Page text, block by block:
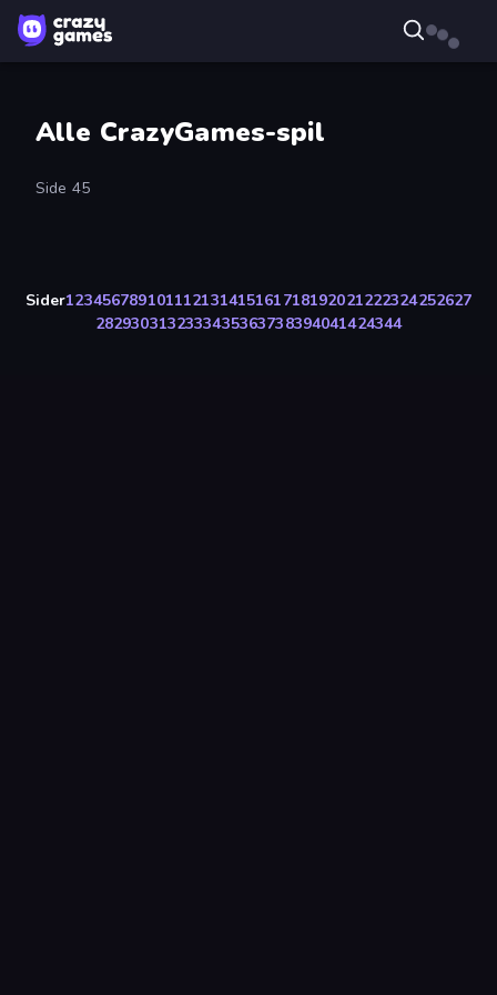
Alle CrazyGames-spil
Side 45
Sider123456789101112131415161718192021222324252627
2829303132333435363738394041424344